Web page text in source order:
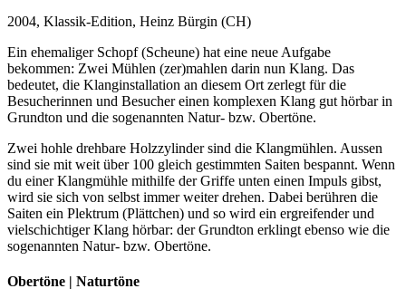
2004, Klassik-Edition, Heinz Bürgin (CH)
Ein ehemaliger Schopf (Scheune) hat eine neue Aufgabe
bekommen: Zwei Mühlen (zer)mahlen darin nun Klang. Das
bedeutet, die Klanginstallation an diesem Ort zerlegt für die
Besucherinnen und Besucher einen komplexen Klang gut hörbar in
Grundton und die sogenannten Natur- bzw. Obertöne.
Zwei hohle drehbare Holzzylinder sind die Klangmühlen. Aussen
sind sie mit weit über 100 gleich gestimmten Saiten bespannt. Wenn
du einer Klangmühle mithilfe der Griffe unten einen Impuls gibst,
wird sie sich von selbst immer weiter drehen. Dabei berühren die
Saiten ein Plektrum (Plättchen) und so wird ein ergreifender und
vielschichtiger Klang hörbar: der Grundton erklingt ebenso wie die
sogenannten Natur- bzw. Obertöne.
Obertöne | Naturtöne